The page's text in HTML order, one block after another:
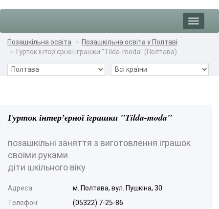
Toggle
Позашкільна освіта
Позашкільна освіта у Полтаві
Гурток інтер’єрної іграшки "Tilda-moda" (Полтава)
Гурток інтер’єрної іграшки "Tilda-moda"
позашкільні заняття з виготовлення іграшок
своїми руками
діти шкільного віку
Адреса:
м. Полтава, вул. Пушкіна, 30
Телефон:
(05322) 7-25-86